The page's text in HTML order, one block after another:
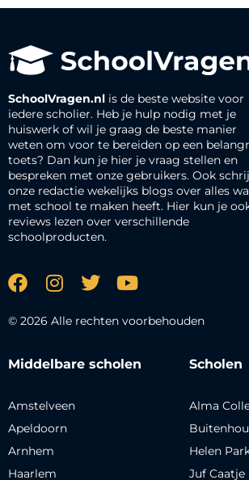
SchoolVragen.nl is de beste website voor
iedere scholier. Heb je hulp nodig met je
huiswerk of wil je graag de beste manier
weten om voor te bereiden op een
toets? Dan kun je hier je vraag stellen en
bespreken met onze gebruikers. Ook
onze redactie wekelijks blogs over alles
met school te maken heeft. Hier kun je
reviews lezen over verschillende
schoolproducten.
© 2026 Alle rechten voorbehouden
Middelbare scholen
Amstelveen
Apeldoorn
Arnhem
Haarlem
Scholen
Alma
Helen
Juf Caatje